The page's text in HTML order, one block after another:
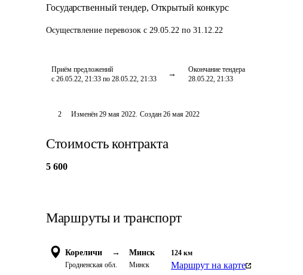
Государственный тендер, Открытый конкурс
Осуществление перевозок с 29.05.22 по 31.12.22
Приём предложений
с 26.05.22, 21:33 по 28.05.22, 21:33
Окончание тендера
28.05.22, 21:33
2 Изменён 29 мая 2022. Создан 26 мая 2022
Стоимость контракта
5 600
Маршруты и транспорт
Кореличи →
Гродненская обл.
Минск
Минск
124 км
Маршрут на карте